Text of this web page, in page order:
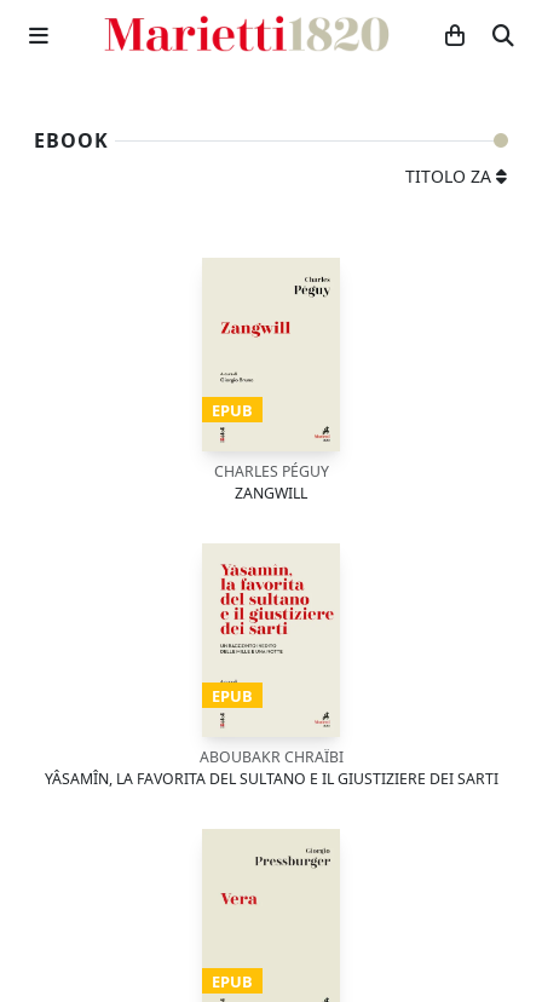
EBOOK
TITOLO ZA
EPUB
CHARLES PÉGUY
ZANGWILL
EPUB
ABOUBAKR CHRAÏBI
YÂSAMÎN, LA FAVORITA DEL SULTANO E IL GIUSTIZIERE DEI SARTI
EPUB